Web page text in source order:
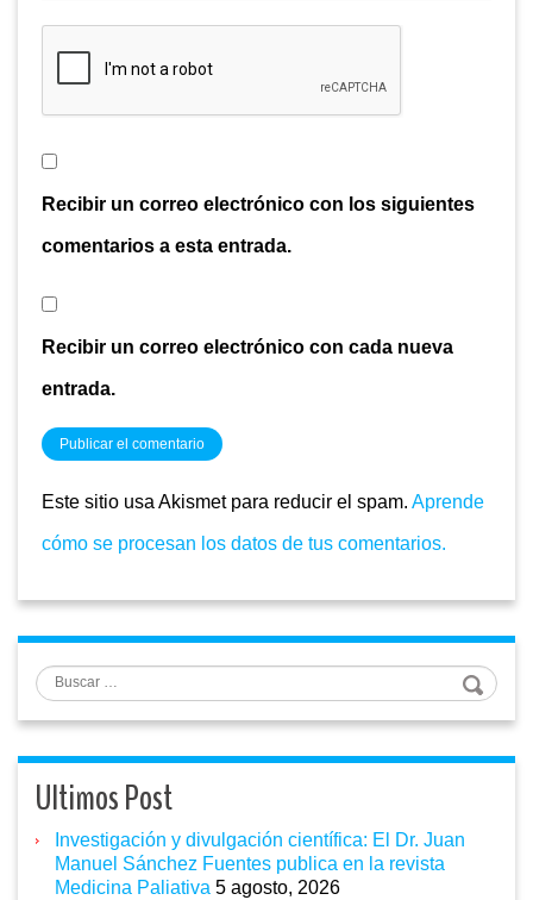
Recibir un correo electrónico con los siguientes
comentarios a esta entrada.
Recibir un correo electrónico con cada nueva
entrada.
Este sitio usa Akismet para reducir el spam. Aprende
cómo se procesan los datos de tus comentarios.
Buscar
Ultimos Post
Investigación y divulgación científica: El Dr. Juan
Manuel Sánchez Fuentes publica en la revista
Medicina Paliativa 5 agosto, 2026